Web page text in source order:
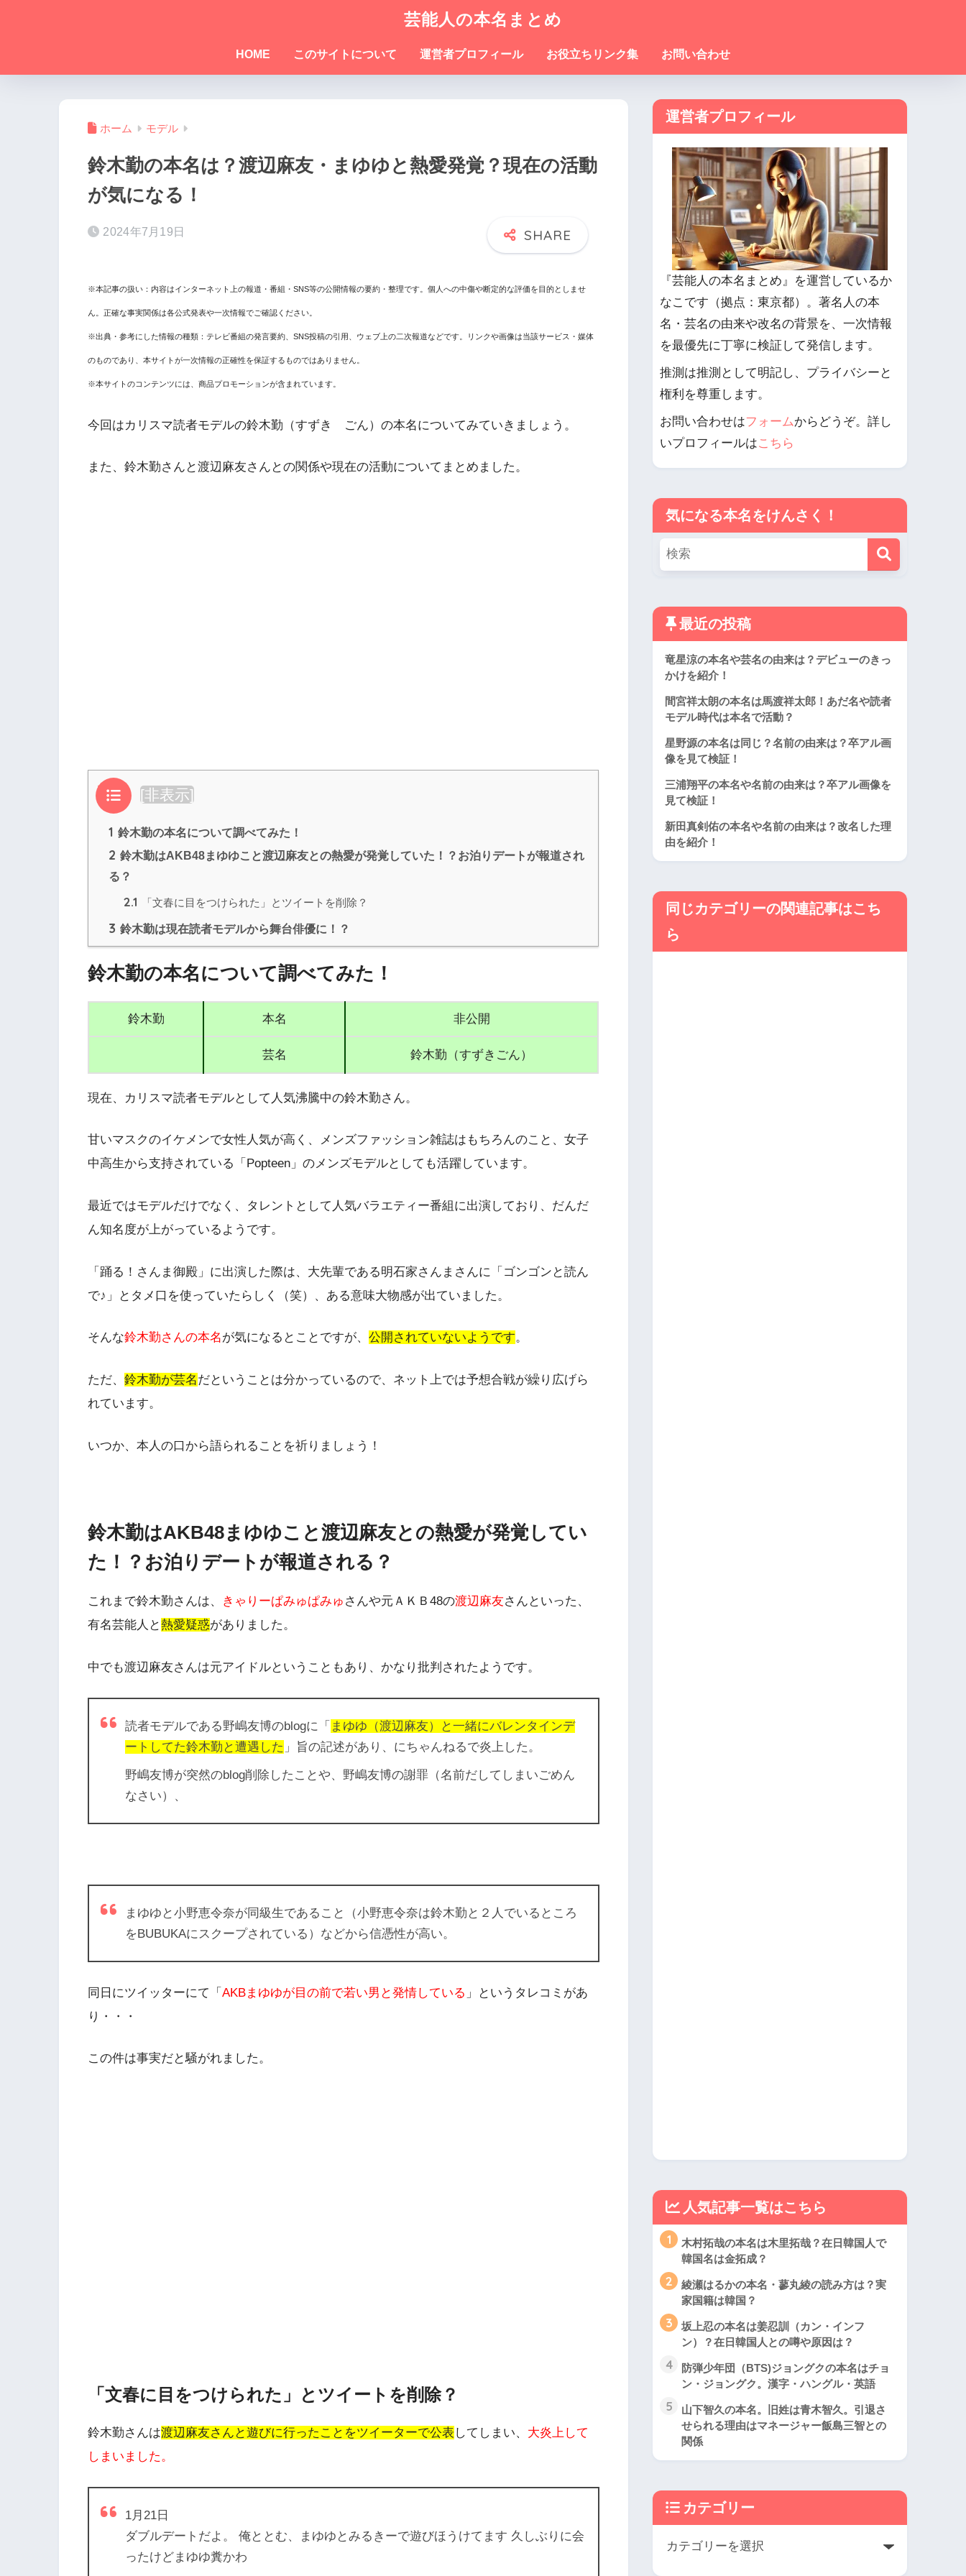
芸能人の本名まとめ
HOME このサイトについて 運営者プロフィール お役立ちリンク集 お問い合わせ
ホーム モデル
鈴木勤の本名は？渡辺麻友・まゆゆと熱愛発覚？現在の活動
が気になる！
2024年7月19日
※本記事の扱い：内容はインターネット上の報道・番組・SNS等の公開情報の要約・整理です。個人への中傷や断定的な評価を目的としませ
ん。正確な事実関係は各公式発表や一次情報でご確認ください。
※出典・参考にした情報の種類：テレビ番組の発言要約、SNS投稿の引用、ウェブ上の二次報道などです。リンクや画像は当該サービス・媒体
のものであり、本サイトが一次情報の正確性を保証するものではありません。
※本サイトのコンテンツには、商品プロモーションが含まれています。
今回はカリスマ読者モデルの鈴木勤（すずき ごん）の本名についてみていきましょう。
また、鈴木勤さんと渡辺麻友さんとの関係や現在の活動についてまとめました。
目次 [非表示]
1 鈴木勤の本名について調べてみた！
2 鈴木勤はAKB48まゆゆこと渡辺麻友との熱愛が発覚していた！？お泊りデートが報道され
る？
2.1 「文春に目をつけられた」とツイートを削除？
3 鈴木勤は現在読者モデルから舞台俳優に！？
鈴木勤の本名について調べてみた！
鈴木勤 本名 非公開
芸名 鈴木勤（すずきごん）
現在、カリスマ読者モデルとして人気沸騰中の鈴木勤さん。
甘いマスクのイケメンで女性人気が高く、メンズファッション雑誌はもちろんのこと、女子
中高生から支持されている「Popteen」のメンズモデルとしても活躍しています。
最近ではモデルだけでなく、タレントとして人気バラエティー番組に出演しており、だんだ
ん知名度が上がっているようです。
「踊る！さんま御殿」に出演した際は、大先輩である明石家さんまさんに「 ゴンゴンと読ん
で♪ 」とタメ口を使っていたらしく（笑）、ある意味大物感が出ていました。
そんな鈴木勤さんの本名が気になるとことですが、 公開されていないようです。
ただ、 鈴木勤が芸名だということは分かっているので、ネット上では予想合戦が繰り広げら
れています。
いつか、本人の口から語られることを祈りましょう！
鈴木勤はAKB48まゆゆこと渡辺麻友との熱愛が発覚してい
た！？お泊りデートが報道される？
これまで鈴木勤さんは、 きゃりーぱみゅぱみゅ さんや元ＡＫＢ48の渡辺麻友さんといった、
有名芸能人と熱愛疑惑がありました。
中でも渡辺麻友さんは元アイドルということもあり、かなり批判されたようです。
読者モデルである野嶋友博のblogに「 まゆゆ（渡辺麻友）と一緒にバレンタインデ
ートしてた鈴木勤と遭遇した 」旨の記述があり、にちゃんねるで炎上した。
野嶋友博が突然のblog削除したことや、野嶋友博の謝罪（名前だしてしまいごめん
なさい）、
まゆゆと小野恵令奈が同級生であること（小野恵令奈は鈴木勤と２人でいるところ
をBUBUKAにスクープされている）などから信憑性が高い。
同日にツイッターにて「 AKBまゆゆが目の前で若い男と発情している 」というタレコミがあ
り・・・
この件は事実だと騒がれました。
「文春に目をつけられた」とツイートを削除？
鈴木勤さんは渡辺麻友さんと遊びに行ったことをツイーターで公表 してしまい、 大炎上して
しまいました。
1月21日
ダブルデートだよ。 俺ととむ、まゆゆとみるきーで遊びほうけてます 久しぶりに会
ったけどまゆゆ糞かわ
運営者プロフィール
『芸能人の本名まとめ』を運営しているか
なこです（拠点：東京都）。著名人の本
名・芸名の由来や改名の背景を、一次情報
を最優先に丁寧に検証して発信します。
推測は推測として明記し、プライバシーと
権利を尊重します。
お問い合わせはフォームからどうぞ。詳し
いプロフィールはこちら
気になる本名をけんさく！
最近の投稿
竜星涼の本名や芸名の由来は？デビューのきっ
かけを紹介！
間宮祥太朗の本名は馬渡祥太郎！あだ名や読者
モデル時代は本名で活動？
星野源の本名は同じ？名前の由来は？卒アル画
像を見て検証！
三浦翔平の本名や名前の由来は？卒アル画像を
見て検証！
新田真剣佑の本名や名前の由来は？改名した理
由を紹介！
同じカテゴリーの関連記事はこち
ら
人気記事一覧はこちら
1
木村拓哉の本名は木里拓哉？在日韓国人で
韓国名は金拓成？
2
綾瀬はるかの本名・蓼丸綾の読み方は？実
家国籍は韓国？
3
坂上忍の本名は姜忍訓（カン・インフ
ン）？在日韓国人との噂や原因は？
4
防弾少年団（BTS)ジョングクの本名はチョ
ン・ジョングク。漢字・ハングル・英語
5
山下智久の本名。旧姓は青木智久。引退さ
せられる理由はマネージャー飯島三智との
関係
カテゴリー